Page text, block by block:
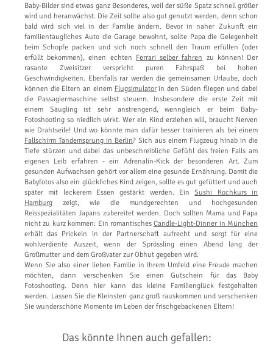
Baby-Bilder sind etwas ganz Besonderes, weil der süße Spatz schnell größer
wird und heranwächst. Die Zeit sollte also gut genutzt werden, denn schon
bald wird sich viel in der Familie ändern. Bevor in naher Zukunft ein
familientaugliches Auto die Garage bewohnt, sollte Papa die Gelegenheit
beim Schopfe packen und sich noch schnell den Traum erfüllen (oder
erfüllt bekommen), einen echten Ferrari selber fahren zu können! Der
rasante Zweisitzer verspricht puren Fahrspaß bei hohen
Geschwindigkeiten. Ebenfalls rar werden die gemeinsamen Urlaube, doch
können die Eltern an einem Flugsimulatorin den Süden fliegen und dabei
die Passagiermaschine selbst steuern. Insbesondere die erste Zeit mit
einem Säugling ist sehr anstrengend, wenngleich er beim Baby-
Fotoshooting so niedlich wirkt. Wer ein Kind erziehen will, braucht Nerven
wie Drahtseile! Und wo könnte man dafür besser trainieren als bei einem
Fallschirm Tandemsprung in Berlin? Sich aus einem Flugzeug hinab in die
Tiefe stürzen und dabei das unbeschreibliche Gefühl des freien Falls am
eigenen Leib erfahren - ein Adrenalin-Kick der besonderen Art. Zum
gesunden Aufwachsen gehört vor allem eine gesunde Ernährung. Damit die
Babyfotos also ein glückliches Kind zeigen, sollte es gut gefüttert und auch
später mit leckerem Essen gestärkt werden. EinSushi Kochkurs in
Hamburg zeigt, wie die mundgerechten und hochgesunden
Reisspezialitäten Japans zubereitet werden. Doch sollten Mama und Papa
nicht zu kurz kommen: Ein romantischesCandle-Light-Dinner in München
erhält das Prickeln in der Partnerschaft aufrecht und sorgt für eine
wohlverdiente Auszeit, wenn der Sprössling einen Abend lang der
Großmutter und dem Großvater zur Obhut gegeben wird.
Wenn Sie also einer lieben Familie in Ihrem Umfeld eine Freude machen
möchten, dann verschenken Sie einen Gutschein für das Baby
Fotoshooting. Denn hier kann das kleine Familienglück festgehalten
werden. Lassen Sie die Kleinsten ganz groß rauskommen und verschenken
Sie wunderschöne Momente im Leben der frischgebackenen Eltern!
Das könnte Ihnen auch gefallen: